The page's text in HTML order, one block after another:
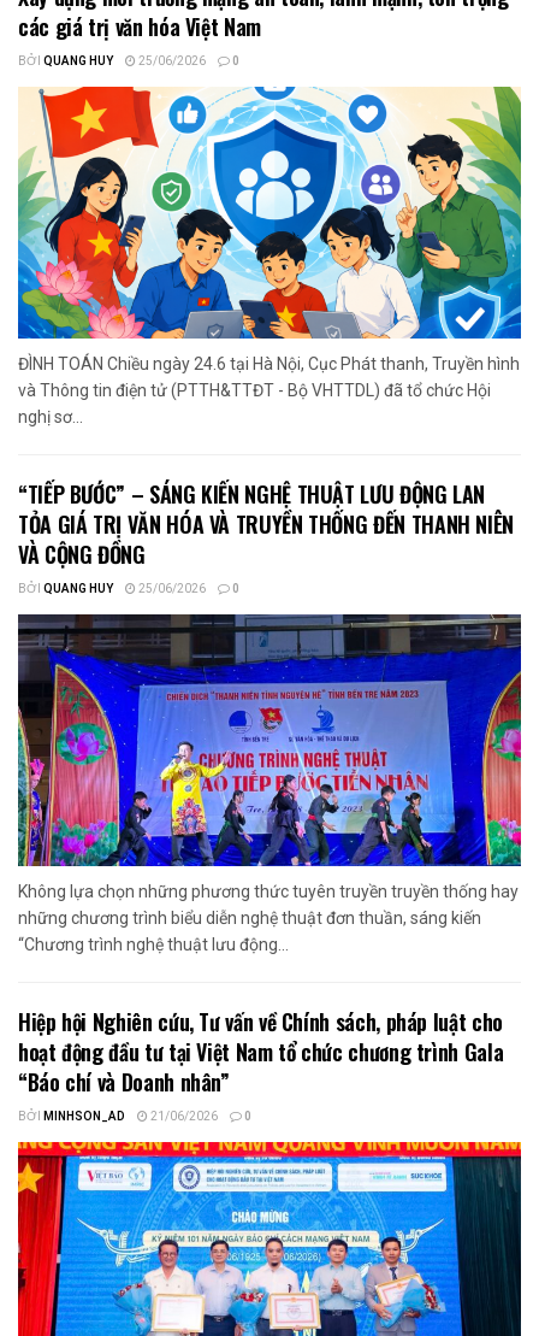
các giá trị văn hóa Việt Nam
BỞI QUANG HUY 25/06/2026 0
ĐÌNH TOÁN Chiều ngày 24.6 tại Hà Nội, Cục Phát thanh, Truyền hình
và Thông tin điện tử (PTTH&TTĐT - Bộ VHTTDL) đã tổ chức Hội
nghị sơ...
“TIẾP BƯỚC” – SÁNG KIẾN NGHỆ THUẬT LƯU ĐỘNG LAN
TỎA GIÁ TRỊ VĂN HÓA VÀ TRUYỀN THỐNG ĐẾN THANH NIÊN
VÀ CỘNG ĐỒNG
BỞI QUANG HUY 25/06/2026 0
Không lựa chọn những phương thức tuyên truyền truyền thống hay
những chương trình biểu diễn nghệ thuật đơn thuần, sáng kiến
“Chương trình nghệ thuật lưu động...
Hiệp hội Nghiên cứu, Tư vấn về Chính sách, pháp luật cho
hoạt động đầu tư tại Việt Nam tổ chức chương trình Gala
“Báo chí và Doanh nhân”
BỞI MINHSON_AD 21/06/2026 0